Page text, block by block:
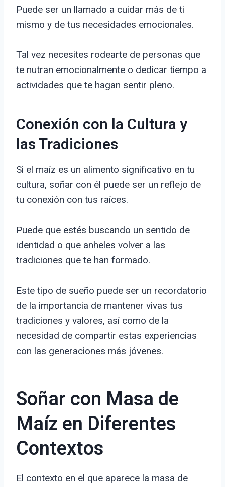
Puede ser un llamado a cuidar más de ti
mismo y de tus necesidades emocionales.
Tal vez necesites rodearte de personas que
te nutran emocionalmente o dedicar tiempo a
actividades que te hagan sentir pleno.
Conexión con la Cultura y
las Tradiciones
Si el maíz es un alimento significativo en tu
cultura, soñar con él puede ser un reflejo de
tu conexión con tus raíces.
Puede que estés buscando un sentido de
identidad o que anheles volver a las
tradiciones que te han formado.
Este tipo de sueño puede ser un recordatorio
de la importancia de mantener vivas tus
tradiciones y valores, así como de la
necesidad de compartir estas experiencias
con las generaciones más jóvenes.
Soñar con Masa de
Maíz en Diferentes
Contextos
El contexto en el que aparece la masa de